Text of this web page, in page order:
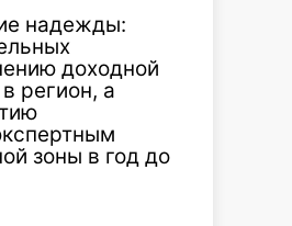
надежды:
доходной
регион, а
зоны в год до